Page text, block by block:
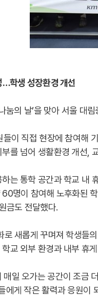
…학생 성장환경 개선
눔의 날’을 맞아 서울 대
들이 직접 현장에 참여
를 넘어 생활환경 개선,
는 통학 공간과 학교 내
명이 참여해 노후화된
금도 전달했다.
새롭게 꾸며져 학생들
교 외부 환경과 내부 휴
일 오가는 공간이 조금
에게 작은 활력과 응원이